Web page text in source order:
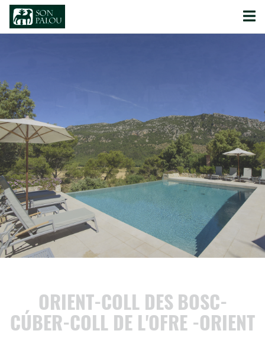
ORIENT-COLL DES BOSC-
CÚBER-COLL DE L'OFRE -ORIENT